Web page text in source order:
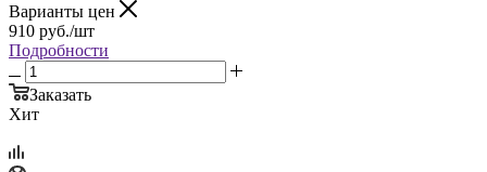
Варианты цен
910 руб./шт
Подробности
Заказать
Хит